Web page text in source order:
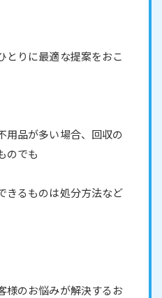
とりに最適な提案をおこ
用品が多い場合、回収の
のでも
きるものは処分方法など
様のお悩みが解決するお